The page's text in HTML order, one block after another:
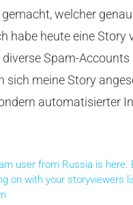
welcher
habe heute eine Story
diverse Spam-Accounts
sich meine Story
automatisierter
user from Russia is here.
on with your storyviewers